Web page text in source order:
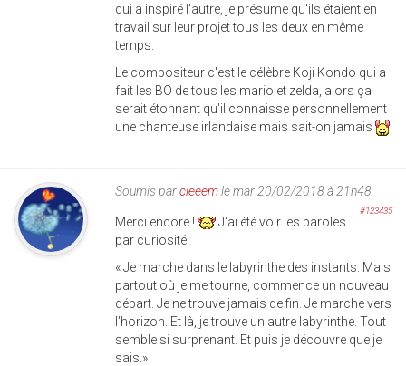
qui a inspiré l'autre, je présume qu'ils étaient en
travail sur leur projet tous les deux en même
temps.
Le compositeur c'est le célèbre Koji Kondo qui a
fait les BO de tous les mario et zelda, alors ça
serait étonnant qu'il connaisse personnellement
une chanteuse irlandaise mais sait-on jamais
Soumis parcleeemle mar 20/02/2018 à 21h48
#123435
Merci encore !
J'ai été voir les paroles
par curiosité.
« Je marche dans le labyrinthe des instants. Mais
partout où je me tourne, commence un nouveau
départ. Je ne trouve jamais de fin. Je marche vers
l'horizon. Et là, je trouve un autre labyrinthe. Tout
semble si surprenant. Et puis je découvre que je
sais.»